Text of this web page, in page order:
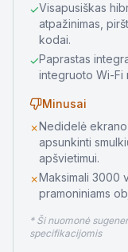
✓Visapusiškas
atpažinimas,
kodai.
✓Paprastas
integruoto Wi-Fi
Minusai
✗Nedidelė
apsunkinti
apšvietimui.
✗Maksimali 3000
pramoniniams
* Ši nuomonė
specifikacijomis